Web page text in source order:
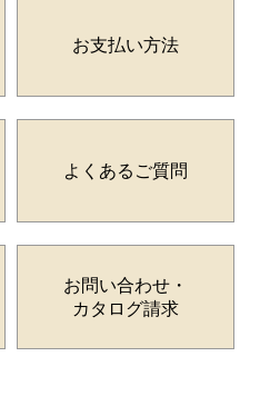
お支払い方法
よくあるご質問
お問い合わせ・
カタログ請求